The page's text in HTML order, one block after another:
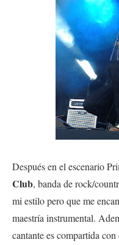
Después en el escenario
Club, banda de rock/
mi estilo pero que me
maestría instrumental.
cantante es compartida